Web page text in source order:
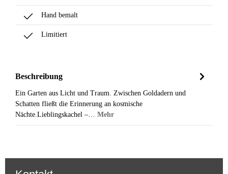
Hand bemalt
Limitiert
Beschreibung
Ein Garten aus Licht und Traum. Zwischen Goldadern und
Schatten fließt die Erinnerung an kosmische
Nächte.Lieblingskachel –… Mehr